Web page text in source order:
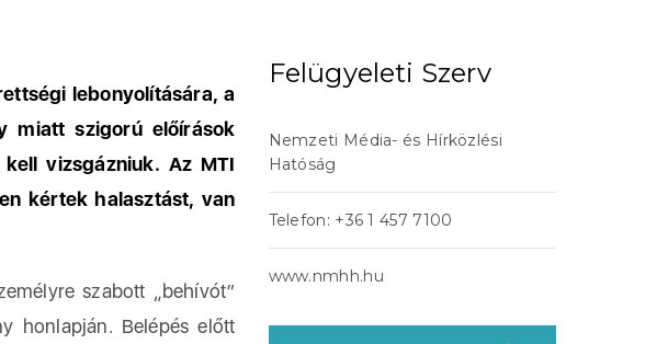
lebonyolítására, a
miatt szigorú előírások
vizsgázniuk. Az MTI
kértek halasztást, van
szabott „behívót”
honlapján. Belépés előtt
Felügyeleti Szerv
Nemzeti Média- és Hírközlési
Hatóság
Telefon: +36 1 457 7100
www.nmhh.hu